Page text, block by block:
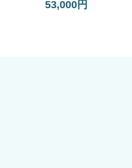
53,000円